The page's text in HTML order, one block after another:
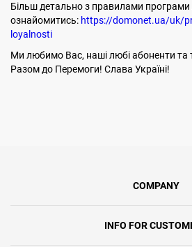
Більш детально з правилами
ознайомитись: https://domonet.ua/uk/
loyalnosti
Ми любимо Вас, наші любі абоненти
Разом до Перемоги! Слава Україні!
COMPANY
INFO FOR